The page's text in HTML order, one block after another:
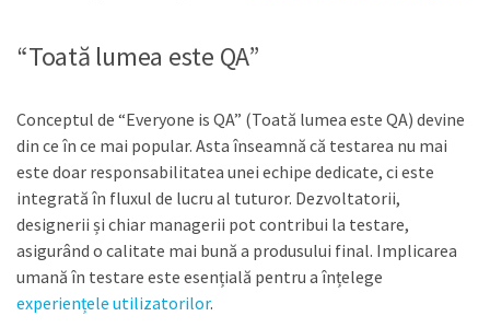
“Toată lumea este QA”
Conceptul de “Everyone is QA” (Toată lumea este QA) devine
din ce în ce mai popular. Asta înseamnă că testarea nu mai
este doar responsabilitatea unei echipe dedicate, ci este
integrată în fluxul de lucru al tuturor. Dezvoltatorii,
designerii și chiar managerii pot contribui la testare,
asigurând o calitate mai bună a produsului final. Implicarea
umană în testare este esențială pentru a înțelege
experiențele utilizatorilor.